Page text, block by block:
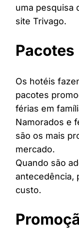
uma pesquisa
site Trivago.
Pacotes
Os hotéis
pacotes
férias em
Namorados e
são os mais
mercado.
Quando são
antecedência,
custo.